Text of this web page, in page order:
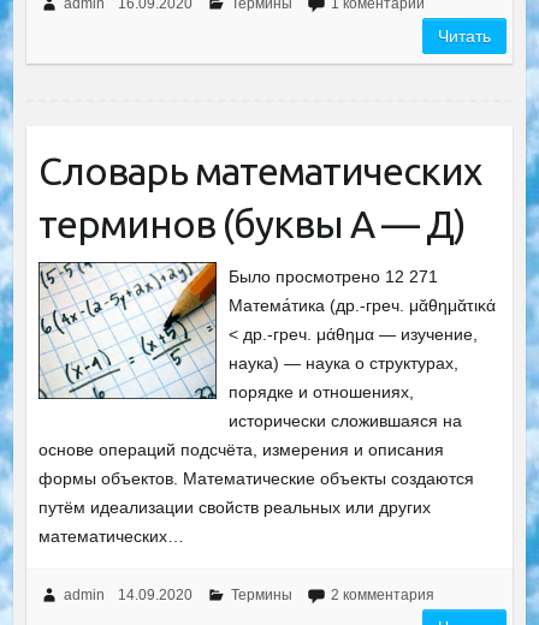
admin 16.09.2020 Термины 1 коментарий
Читать
Словарь математических
терминов (буквы А — Д)
Было просмотрено 12 271
Матема́тика (др.-греч. μᾰθημᾰτικά
< др.-греч. μάθημα — изучение,
наука) — наука о структурах,
порядке и отношениях,
исторически сложившаяся на
основе операций подсчёта, измерения и описания
формы объектов. Математические объекты создаются
путём идеализации свойств реальных или других
математических…
admin 14.09.2020 Термины 2 комментария